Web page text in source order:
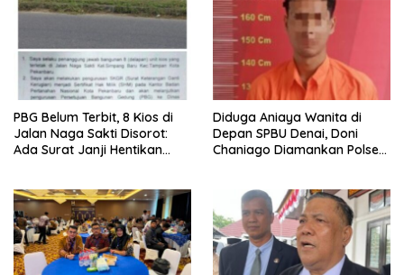
PBG Belum Terbit, 8 Kios di
Jalan Naga Sakti Disorot:
Ada Surat Janji Hentikan
Diduga Aniaya Wanita di
Depan SPBU Denai, Doni
Chaniago Diamankan Polsek